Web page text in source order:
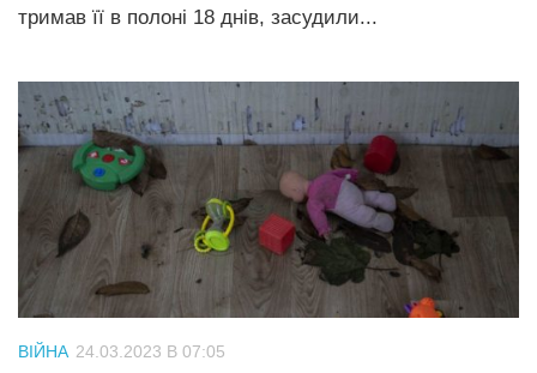
тримав її в полоні 18 днів, засудили...
ВІЙНА 24.03.2023 В 07:05